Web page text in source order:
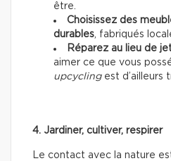
être.
Choisissez des
durables , fabriqués
Réparez au lieu de
aimer ce que vous
upcyclingest d’ailleurs
4. Jardiner, cultiver, respirer
Le contact avec la nature